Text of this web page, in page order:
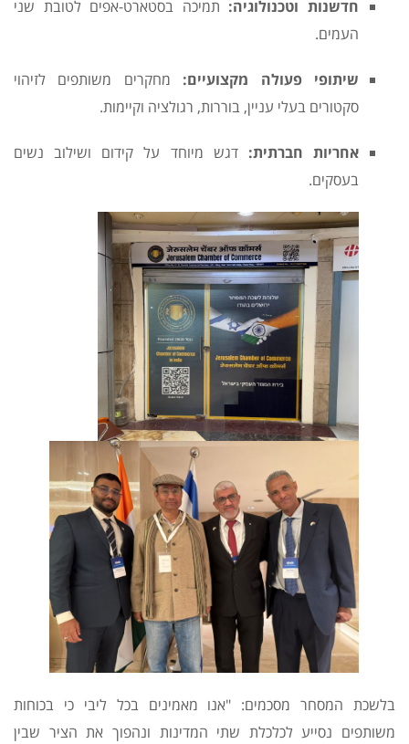
חדשנות וטכנולוגיה: תמיכה בסטארט-אפים לטובת שני
העמים.
שיתופי פעולה מקצועיים: מחקרים משותפים לזיהוי
סקטורים בעלי עניין, בוררות, רגולציה וקיימות.
אחריות חברתית: דגש מיוחד על קידום ושילוב נשים
בעסקים.
בלשכת המסחר מסכמים: "אנו מאמינים בכל ליבי כי בכוחות
משותפים נסייע לכלכלת שתי המדינות ונהפוך את הציר שבין